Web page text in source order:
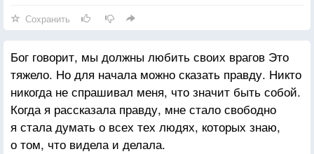
Сохранить
Бог говорит, мы должны любить своих врагов Это
тяжело. Но для начала можно сказать правду. Никто
никогда не спрашивал меня, что значит быть собой.
Когда я рассказала правду, мне стало свободно
я стала думать о всех тех людях, которых знаю,
о том, что видела и делала.